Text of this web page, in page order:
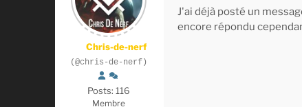
Chris-de-nerf
(@chris-de-nerf)
Posts: 116
Membre
J'ai déjà posté un
encore répondu